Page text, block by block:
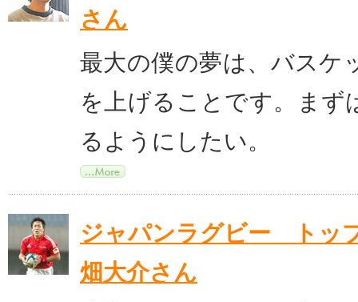
さん
最大の僕の夢は、バスケ
を上げることです。まず
るようにしたい。
ジャパンラグビー トッ
畑大介さん